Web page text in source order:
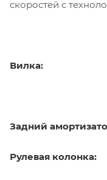
скоростей с
Вилка:
Задний
Рулевая колонка: